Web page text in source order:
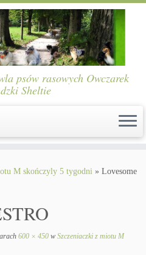
psów rasowych Owczarek
Sheltie
M skończyly 5 tygodni » Lovesome
600 × 450 w Szczeniaczki z miotu M